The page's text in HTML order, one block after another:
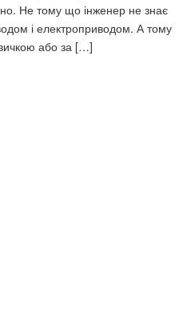
Не тому що інженер не знає
і електроприводом. А тому
або за […]